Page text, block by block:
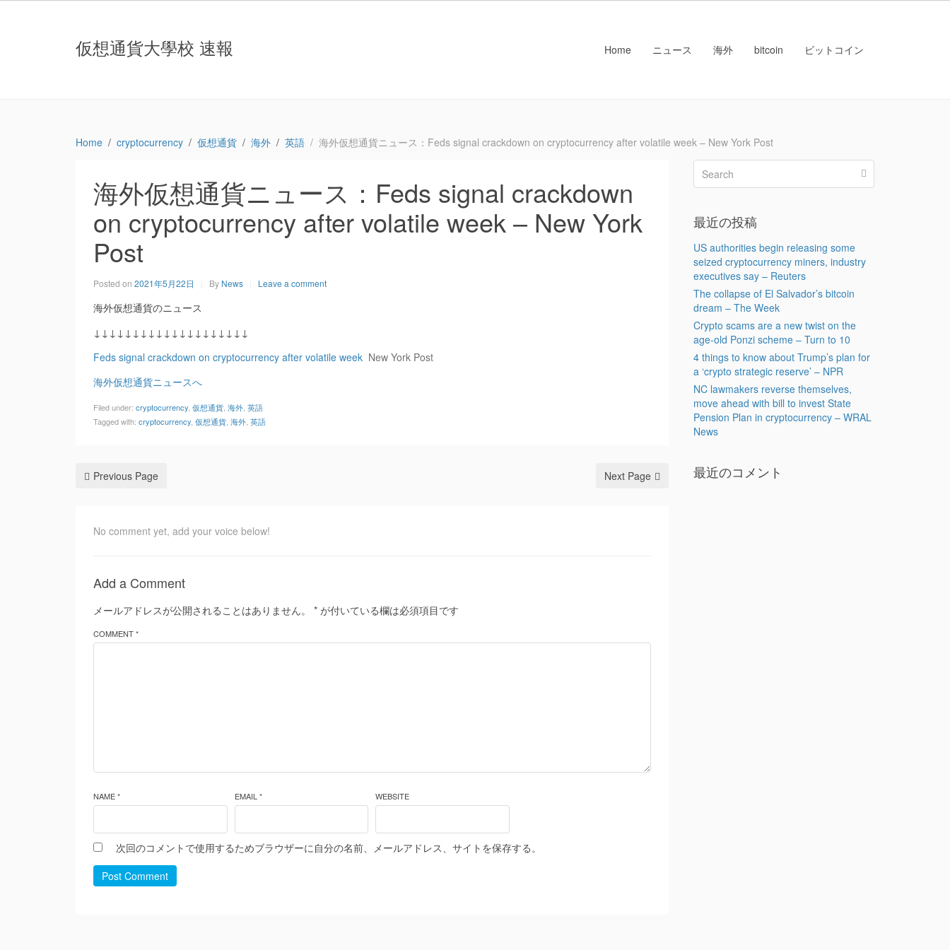
仮想通貨大學校 速報 Home ニュース 海外 bitcoin ビットコイン
Home cryptocurrency 仮想通貨 海外 英語 海外仮想通貨ニュース：Feds signal crackdown on cryptocurrency after volatile week – New York Post
海外仮想通貨ニュース：Feds signal crackdown
on cryptocurrency after volatile week – New York
Post
Posted on 2021年5月22日 By News Leave a comment
海外仮想通貨のニュース
↓↓↓↓↓↓↓↓↓↓↓↓↓↓↓↓↓↓↓↓
Feds signal crackdown on cryptocurrency after volatile week New York Post
海外仮想通貨ニュースへ
Filed under: cryptocurrency 仮想通貨 海外 英語
Tagged with: cryptocurrency 仮想通貨 海外 英語
Previous Page Next Page
No comment yet, add your voice below!
Add a Comment
メールアドレスが公開されることはありません。 * が付いている欄は必須項目です
COMMENT *
NAME * EMAIL * WEBSITE
次回のコメントで使用するためブラウザーに自分の名前、メールアドレス、サイトを保存する。
Post Comment
最近の投稿
US authorities begin releasing some
seized cryptocurrency miners, industry
executives say – Reuters
The collapse of El Salvador’s bitcoin
dream – The Week
Crypto scams are a new twist on the
age-old Ponzi scheme – Turn to 10
4 things to know about Trump’s plan for
a ‘crypto strategic reserve’ – NPR
NC lawmakers reverse themselves,
move ahead with bill to invest State
Pension Plan in cryptocurrency – WRAL
News
最近のコメント